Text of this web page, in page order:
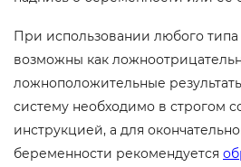
При использовании любого типа
возможны как
ложноположительные
систему необходимо в строгом
инструкцией, а для
беременности рекомендуется